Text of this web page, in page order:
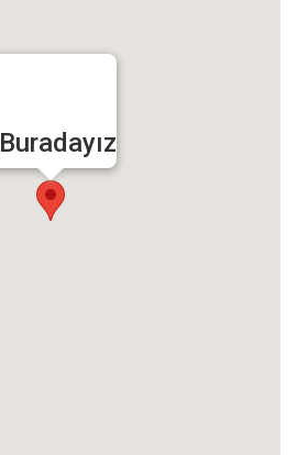
Buradayız